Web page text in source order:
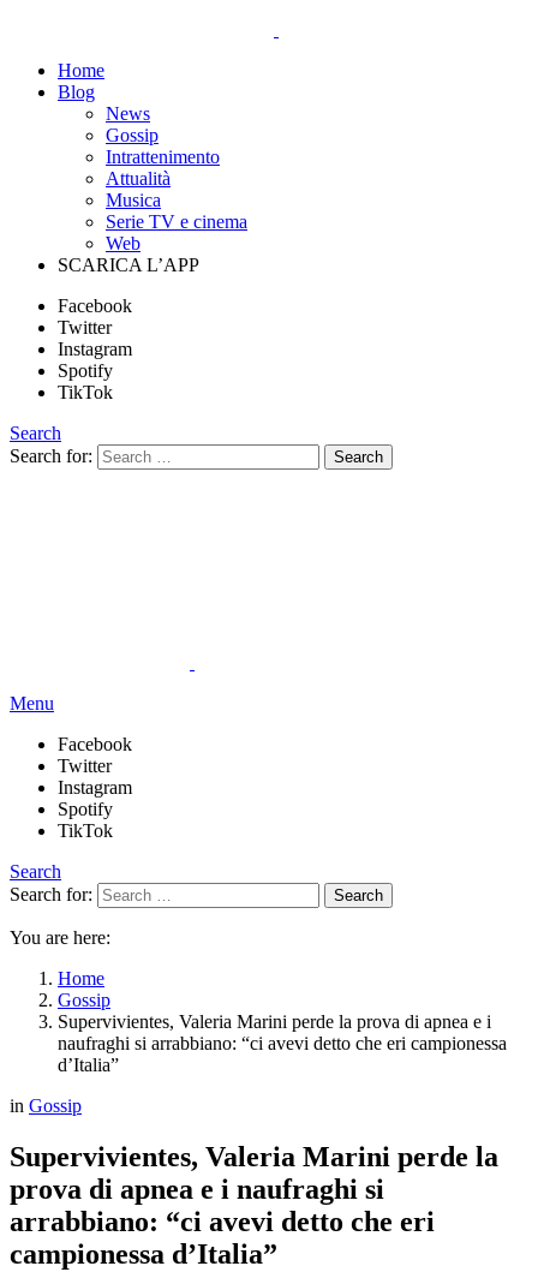
Home
Blog
News
Gossip
Intrattenimento
Attualità
Musica
Serie TV e cinema
Web
SCARICA L’APP
Facebook
Twitter
Instagram
Spotify
TikTok
Search
Search for:
Search
Menu
Facebook
Twitter
Instagram
Spotify
TikTok
Search
Search for:
Search
You are here:
Home
Gossip
Supervivientes, Valeria Marini perde la prova di apnea e i
naufraghi si arrabbiano: “ci avevi detto che eri campionessa
d’Italia”
in Gossip
Supervivientes, Valeria Marini perde la
prova di apnea e i naufraghi si
arrabbiano: “ci avevi detto che eri
campionessa d’Italia”